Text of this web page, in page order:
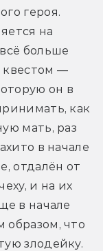
героя.
на
больше
квестом —
он в
как
мать, раз
в начале
отдалён от
и на их
в начале
образом, что
злодейку.